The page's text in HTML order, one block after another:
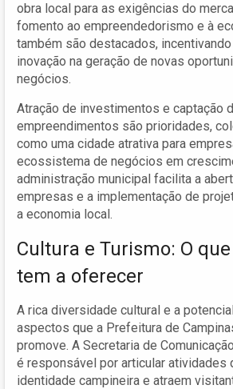
obra local para as exigências do
fomento ao empreendedorismo e à
também são destacados,
inovação na geração de novas
negócios.
Atração de investimentos e captação
empreendimentos são prioridades,
como uma cidade atrativa para
ecossistema de negócios em
administração municipal facilita a
empresas e a implementação de
a economia local.
Cultura e Turismo: O
tem a oferecer
A rica diversidade cultural e a
aspectos que a Prefeitura de
promove. A Secretaria de
é responsável por articular atividades
identidade campineira e atraem